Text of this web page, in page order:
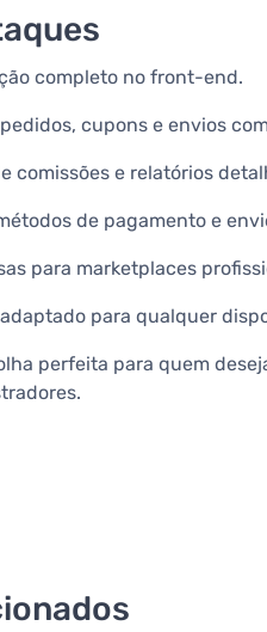
completo no front-end.
cupons e envios
comissões e relatórios
de pagamento e
para marketplaces
para qualquer
perfeita para quem